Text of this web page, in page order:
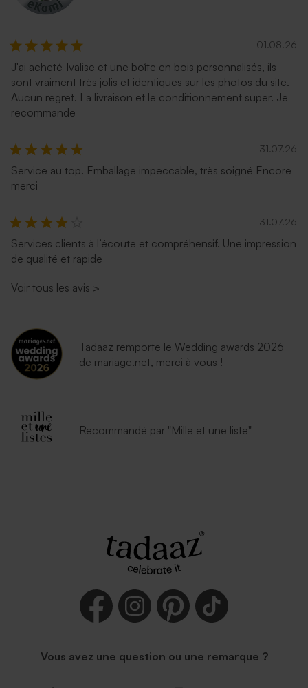
rectangulaire (14 x 12,5 cm)
Enveloppe vœux mouchetée
Enveloppe vœux eucalyptus Enveloppe voeux terracotta
01.08.26
J'ai acheté 1valise et une boîte en bois personnalisés, ils
sont vraiment très jolis et identiques sur les photos du site.
Aucun regret. La livraison et le conditionnement super. Je
recommande
31.07.26
Service au top. Emballage impeccable, très soigné Encore
merci
31.07.26
Services clients à l’écoute et compréhensif. Une impression
de qualité et rapide
Voir tous les avis >
Tadaaz remporte le Wedding awards 2026
de mariage.net, merci à vous !
Recommandé par "Mille et une liste"
Vous avez une question ou une remarque ?